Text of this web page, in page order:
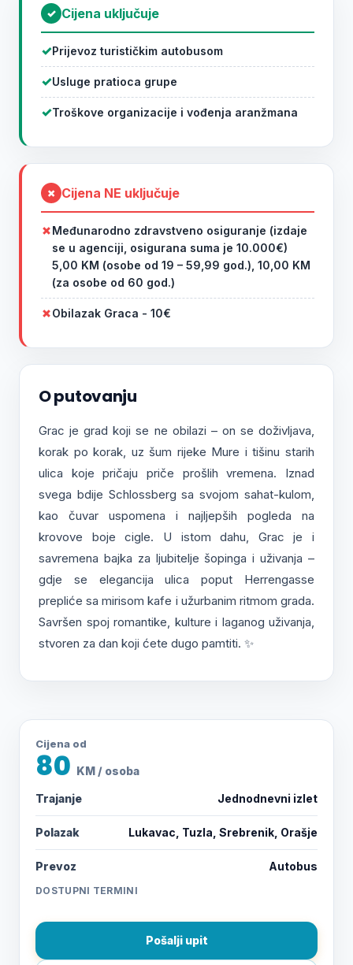
✓ Cijena uključuje
Prijevoz turističkim autobusom
Usluge pratioca grupe
Troškove organizacije i vođenja aranžmana
✗ Cijena NE uključuje
Međunarodno zdravstveno osiguranje (izdaje
se u agenciji, osigurana suma je 10.000€)
5,00 KM (osobe od 19 – 59,99 god.), 10,00 KM
(za osobe od 60 god.)
Obilazak Graca - 10€
O putovanju
Grac je grad koji se ne obilazi – on se doživljava,
korak po korak, uz šum rijeke Mure i tišinu starih
ulica koje pričaju priče prošlih vremena. Iznad
svega bdije Schlossberg sa svojom sahat-kulom,
kao čuvar uspomena i najljepših pogleda na
krovove boje cigle. U istom dahu, Grac je i
savremena bajka za ljubitelje šopinga i uživanja –
gdje se elegancija ulica poput Herrengasse
prepliće sa mirisom kafe i užurbanim ritmom grada.
Savršen spoj romantike, kulture i laganog uživanja,
stvoren za dan koji ćete dugo pamtiti. ✨
Cijena od
80 KM / osoba
Trajanje Jednodnevni izlet
Polazak Lukavac, Tuzla, Srebrenik, Orašje
Prevoz Autobus
DOSTUPNI TERMINI
Pošalji upit